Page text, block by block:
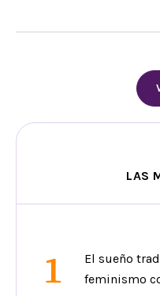
LAS
1
El sueño
feminismo